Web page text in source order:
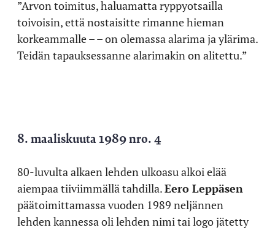
”Arvon toimitus, haluamatta ryppyotsailla
toivoisin, että nostaisitte rimanne hieman
korkeammalle – – on olemassa alarima ja ylärima.
Teidän tapauksessanne alarimakin on alitettu.”
8. maaliskuuta 1989 nro. 4
80-luvulta alkaen lehden ulkoasu alkoi elää
aiempaa tiiviimmällä tahdilla.Eero Leppäsen
päätoimittamassa vuoden 1989 neljännen
lehden kannessa oli lehden nimi tai logo jätetty